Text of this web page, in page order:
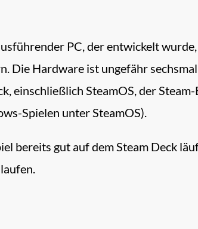
PC, der entwickelt
Die Hardware ist ungefähr
einschließlich SteamOS, der
Spielen unter SteamOS).
bereits gut auf dem Steam Deck